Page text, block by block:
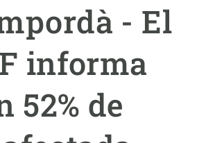
- El
informa
52% de